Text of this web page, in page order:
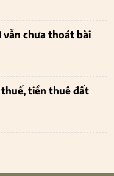
vẫn chưa thoát bài
tiền thuê đất